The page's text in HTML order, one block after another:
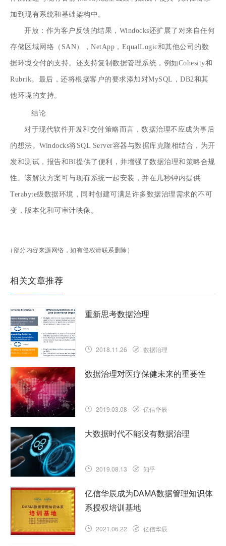
加到现有系统和基础架构中。
开放：作为客户反馈的结果，Windocks还扩展了对来自任何
存储区域网络（SAN），NetApp，EqualLogic和其他公司的数
据环境交付的支持。还支持复制数据管理系统，例如Cohesity和
Rubrik。最后，还将根据客户的要求添加对MySQL，DB2和其
他环境的支持。
结论
对于现代软件开发和交付策略而言，数据治理不应成为事后
的想法。Windocks将SQL Server容器与数据库克隆相结合，为开
发和测试，报告和BI提供了便利，并增强了数据治理和策略合规
性。该解决方案可与现有系统一起安装，并在几秒钟内提供
Terabyte级数据环境，同时创建可满足许多数据治理需求的不可
变，版本化和可审计映像。
（部分内容来源网络，如有侵权请联系删除）
相关文章推荐
重新思考数据治理
2018.11.26 数据治理
数据治理对医疗保健未来的重要性
2019.03.08 亿信华辰
大数据时代不能没有数据治理
2019.08.13 知乎
亿信华辰成为DAMA数据管理知识体
系授权培训基地
2021.06.22 亿信华辰